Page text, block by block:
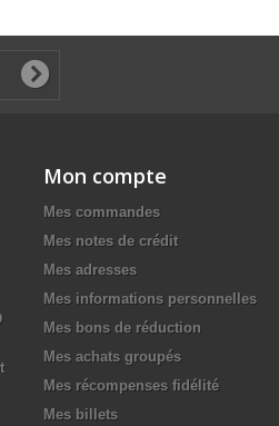
Mon compte
Mes commandes
Mes notes de crédit
Mes adresses
Mes informations personnelles
Mes bons de réduction
Mes achats groupés
Mes récompenses fidélité
Mes billets